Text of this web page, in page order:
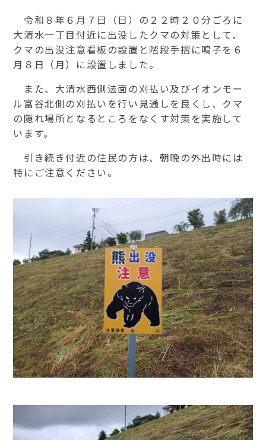
令和８年６月７日（日）の２２時２０分ごろに
大清水一丁目付近に出没したクマの対策として、
クマの出没注意看板の設置と階段手摺に鳴子を６
月８日（月）に設置しました。
また、大清水西側法面の刈払い及びイオンモー
ル富谷北側の刈払いを行い見通しを良くし、クマ
の隠れ場所となるところをなくす対策を実施して
います。
引き続き付近の住民の方は、朝晩の外出時には
特にご注意ください。